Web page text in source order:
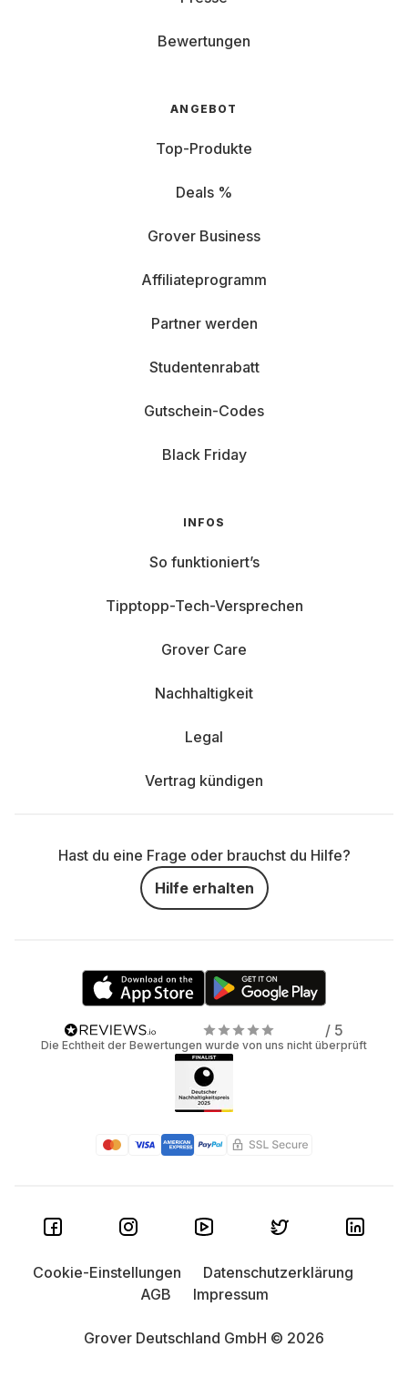
Bewertungen
ANGEBOT
Top-Produkte
Deals %
Grover Business
Affiliateprogramm
Partner werden
Studentenrabatt
Gutschein-Codes
Black Friday
INFOS
So funktioniert’s
Tipptopp-Tech-Versprechen
Grover Care
Nachhaltigkeit
Legal
Vertrag kündigen
Hast du eine Frage oder brauchst du Hilfe?
Hilfe erhalten
/ 5
Die Echtheit der Bewertungen wurde von uns nicht überprüft
Grover Deutschland GmbH © 2026
Cookie-Einstellungen
Datenschutzerklärung
AGB
Impressum